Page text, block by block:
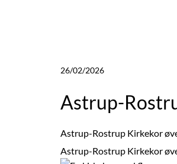
26/02/2026
Astrup-
Astrup-Rostrup Kirkekor
Astrup-Rostrup Kirkekor